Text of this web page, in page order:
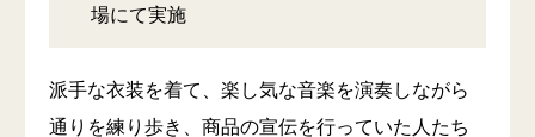
場にて実施
派手な衣装を着て、楽し気な音楽を演奏しながら
通りを練り歩き、商品の宣伝を行っていた人たち